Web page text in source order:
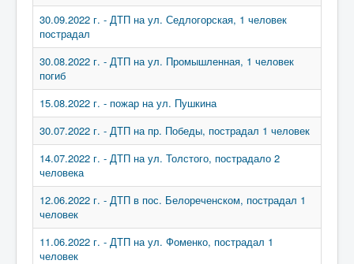
Фотоматериалы
О нас
30.09.2022 г. - ДТП на ул. Седлогорская, 1 человек
пострадал
30.08.2022 г. - ДТП на ул. Промышленная, 1 человек
погиб
15.08.2022 г. - пожар на ул. Пушкина
30.07.2022 г. - ДТП на пр. Победы, пострадал 1 человек
14.07.2022 г. - ДТП на ул. Толстого, пострадало 2
человека
12.06.2022 г. - ДТП в пос. Белореченском, пострадал 1
человек
11.06.2022 г. - ДТП на ул. Фоменко, пострадал 1
человек